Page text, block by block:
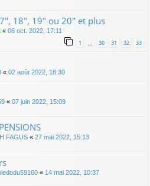
18", 19" ou 20" et plus
« 06 oct. 2022, 17:11
1 30 31 32 33
« 02 août 2022, 18:30
« 07 juin 2022, 15:09
FAGUS « 27 mai 2022, 15:13
« 14 mai 2022, 10:37